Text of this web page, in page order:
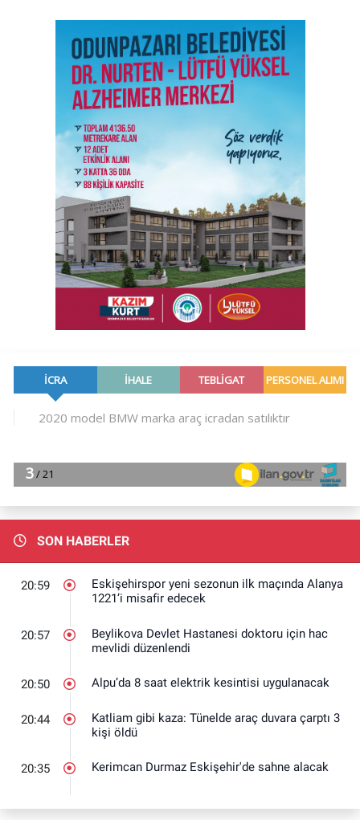
SON HABERLER
20:59
Eskişehirspor yeni sezonun ilk maçında Alanya
1221’i misafir edecek
20:57
Beylikova Devlet Hastanesi doktoru için hac
mevlidi düzenlendi
20:50 Alpu’da 8 saat elektrik kesintisi uygulanacak
20:44
Katliam gibi kaza: Tünelde araç duvara çarptı 3
kişi öldü
20:35 Kerimcan Durmaz Eskişehir'de sahne alacak